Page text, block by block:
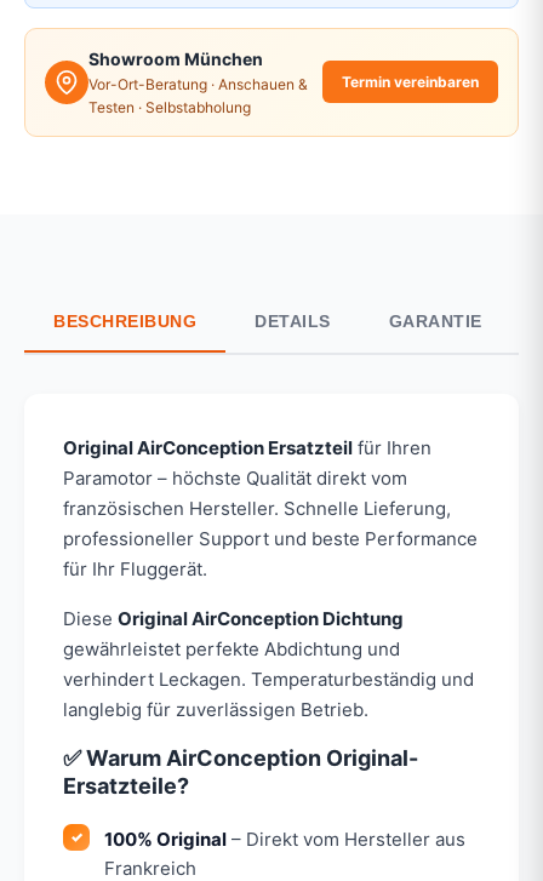
Showroom München
Vor-Ort-Beratung · Anschauen &
Testen · Selbstabholung
Termin vereinbaren
BESCHREIBUNG DETAILS GARANTIE
Original AirConception Ersatzteil für Ihren
Paramotor – höchste Qualität direkt vom
französischen Hersteller. Schnelle Lieferung,
professioneller Support und beste Performance
für Ihr Fluggerät.
Diese Original AirConception Dichtung
gewährleistet perfekte Abdichtung und
verhindert Leckagen. Temperaturbeständig und
langlebig für zuverlässigen Betrieb.
✅ Warum AirConception Original-
Ersatzteile?
100% Original – Direkt vom Hersteller aus
Frankreich